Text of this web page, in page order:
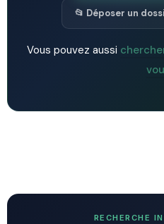
📂 Déposer un
Vous pouvez aussi
RECHERCHE